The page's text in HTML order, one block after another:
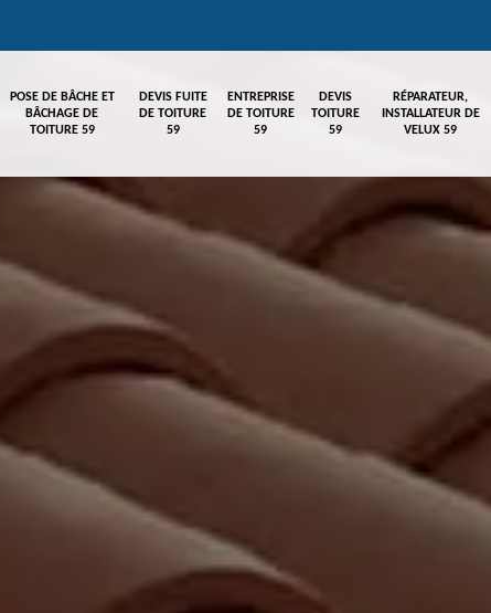
POSE DE BÂCHE ET
BÂCHAGE DE
TOITURE 59
DEVIS FUITE
DE TOITURE
59
ENTREPRISE
DE TOITURE
59
DEVIS
TOITURE
59
RÉPARATEUR,
INSTALLATEUR DE
VELUX 59